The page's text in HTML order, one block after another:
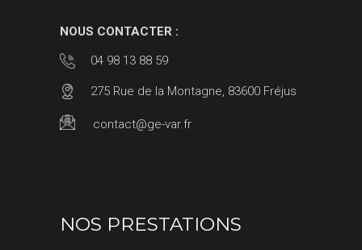
NOUS CONTACTER :
04 98 13 88 59
275 Rue de la Montagne, 83600 Fréjus
contact@ge-var.fr
NOS PRESTATIONS